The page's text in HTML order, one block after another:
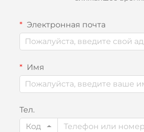
Электронная почта
Имя
Тел.
Код